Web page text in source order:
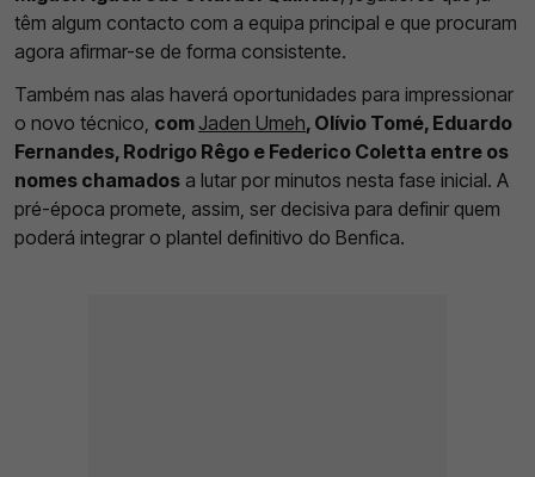
têm algum contacto com a equipa principal e que procuram
agora afirmar-se de forma consistente.
Também nas alas haverá oportunidades para impressionar
o novo técnico, com Jaden Umeh, Olívio Tomé, Eduardo
Fernandes, Rodrigo Rêgo e Federico Coletta entre os
nomes chamados a lutar por minutos nesta fase inicial. A
pré-época promete, assim, ser decisiva para definir quem
poderá integrar o plantel definitivo do Benfica.